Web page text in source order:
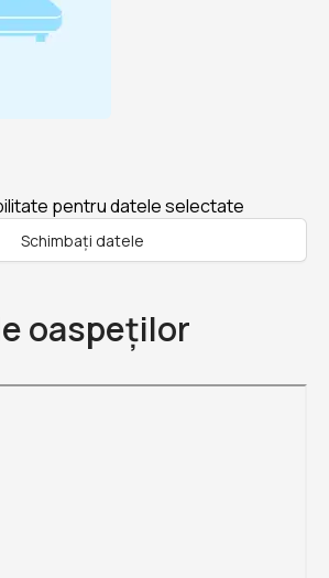
pentru datele selectate
Schimbați datele
oaspeților